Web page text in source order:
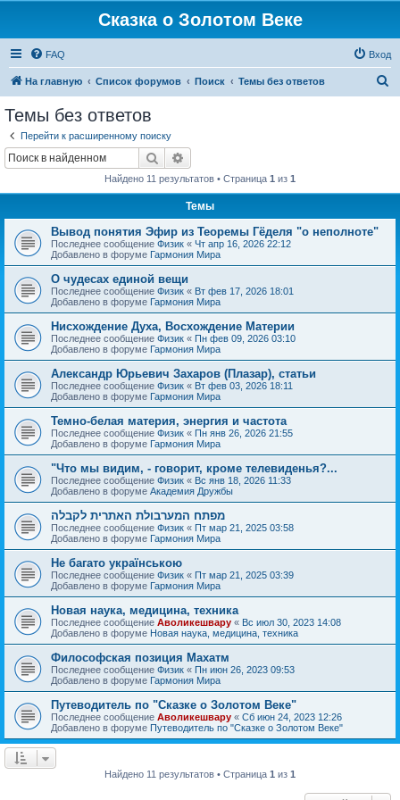
Сказка о Золотом Веке
FAQ Вход
На главную Список форумов Поиск Темы без ответов
Темы без ответов
Перейти к расширенному поиску
Поиск
Найдено 11 результатов • Страница 1 из 1
Темы
Вывод понятия Эфир из Теоремы Гёделя "о неполноте"
Последнее сообщение Физик « Чт апр 16, 2026 22:12
Добавлено в форуме Гармония Мира
О чудесах единой вещи
Последнее сообщение Физик « Вт фев 17, 2026 18:01
Добавлено в форуме Гармония Мира
Нисхождение Духа, Восхождение Материи
Последнее сообщение Физик « Пн фев 09, 2026 03:10
Добавлено в форуме Гармония Мира
Александр Юрьевич Захаров (Плазар), статьи
Последнее сообщение Физик « Вт фев 03, 2026 18:11
Добавлено в форуме Гармония Мира
Темно-белая материя, энергия и частота
Последнее сообщение Физик « Пн янв 26, 2026 21:55
Добавлено в форуме Гармония Мира
"Что мы видим, - говорит, кроме телевиденья?...
Последнее сообщение Физик « Вс янв 18, 2026 11:33
Добавлено в форуме Академия Дружбы
מפתח המערבולת האתרית לקבלה
Последнее сообщение Физик « Пт мар 21, 2025 03:58
Добавлено в форуме Гармония Мира
Не багато українською
Последнее сообщение Физик « Пт мар 21, 2025 03:39
Добавлено в форуме Гармония Мира
Новая наука, медицина, техника
Последнее сообщение Аволикешвару « Вс июл 30, 2023 14:08
Добавлено в форуме Новая наука, медицина, техника
Философская позиция Махатм
Последнее сообщение Физик « Пн июн 26, 2023 09:53
Добавлено в форуме Гармония Мира
Путеводитель по "Сказке о Золотом Веке"
Последнее сообщение Аволикешвару « Сб июн 24, 2023 12:26
Добавлено в форуме Путеводитель по "Сказке о Золотом Веке"
Найдено 11 результатов • Страница 1 из 1